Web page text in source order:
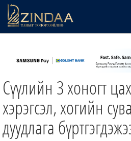
ТВ8
ӨГЛӨӨНИЙ СОНИН
АУДИО ЗОХИОЛ
ЗИНДАА СЭТГҮҮЛ
Сүүлийн 3 хоногт
хэрэгсэл, хогийн
дуудлага